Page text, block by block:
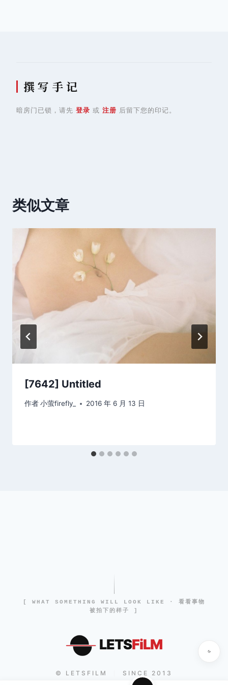
撰 写 手 记
暗房门已锁，请先 登录 或 注册 后留下您的印记。
类似文章
[7642] Untitled
作者小萤firefly_ 2016 年 6 月 13 日
[ WHAT SOMETHING WILL LOOK LIKE · 看看事物
被拍下的样子 ]
LETSFiLM
© LETSFILM SINCE 2013